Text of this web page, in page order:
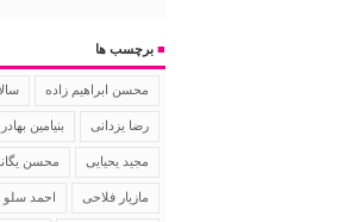
■ برچسب ها
محسن ابراهیم زاده
رضا یزدانی بنیامین
مجید یحیایی محسن
مازیار فلاحی احمد سلو